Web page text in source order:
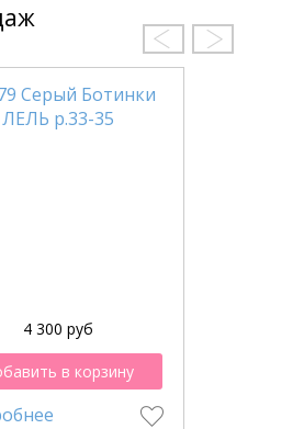
Серый Ботинки
ЛЕЛЬ р.33-35
4 300 руб
в корзину